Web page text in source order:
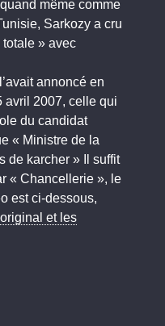
même comme
Sarkozy a cru
» avec
annoncé en
avril 2007, celle qui
du candidat
« Ministre de la
de karcher » Il suffit
« Chancellerie », le
est ci-dessous,
et les